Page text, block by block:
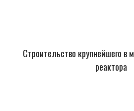
Строительство крупнейшего в
реактора